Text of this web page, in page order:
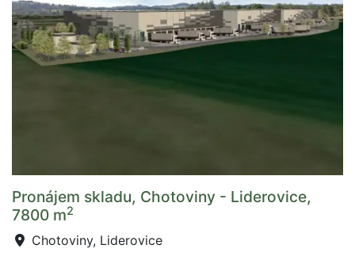
Pronájem skladu, Chotoviny - Liderovice,
7800 m2
Chotoviny, Liderovice